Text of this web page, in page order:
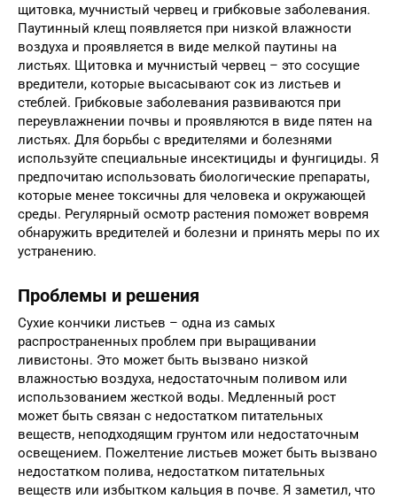
щитовка, мучнистый червец и грибковые заболевания.
Паутинный клещ появляется при низкой влажности
воздуха и проявляется в виде мелкой паутины на
листьях. Щитовка и мучнистый червец – это сосущие
вредители, которые высасывают сок из листьев и
стеблей. Грибковые заболевания развиваются при
переувлажнении почвы и проявляются в виде пятен на
листьях. Для борьбы с вредителями и болезнями
используйте специальные инсектициды и фунгициды. Я
предпочитаю использовать биологические препараты,
которые менее токсичны для человека и окружающей
среды. Регулярный осмотр растения поможет вовремя
обнаружить вредителей и болезни и принять меры по их
устранению.
Проблемы и решения
Сухие кончики листьев – одна из самых
распространенных проблем при выращивании
ливистоны. Это может быть вызвано низкой
влажностью воздуха, недостаточным поливом или
использованием жесткой воды. Медленный рост
может быть связан с недостатком питательных
веществ, неподходящим грунтом или недостаточным
освещением. Пожелтение листьев может быть вызвано
недостатком полива, недостатком питательных
веществ или избытком кальция в почве. Я заметил, что